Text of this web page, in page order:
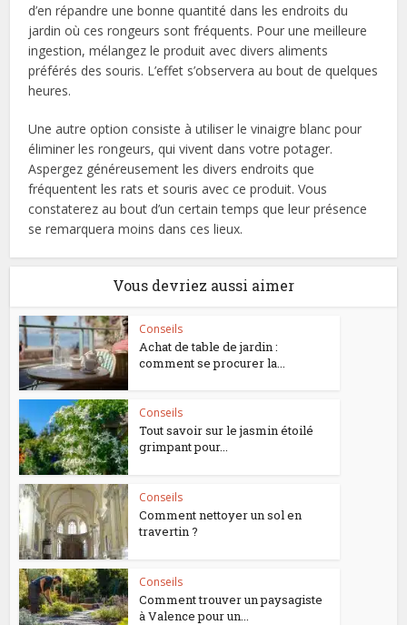
d’en répandre une bonne quantité dans les endroits du
jardin où ces rongeurs sont fréquents. Pour une meilleure
ingestion, mélangez le produit avec divers aliments
préférés des souris. L’effet s’observera au bout de quelques
heures.
Une autre option consiste à utiliser le vinaigre blanc pour
éliminer les rongeurs, qui vivent dans votre potager.
Aspergez généreusement les divers endroits que
fréquentent les rats et souris avec ce produit. Vous
constaterez au bout d’un certain temps que leur présence
se remarquera moins dans ces lieux.
Vous devriez aussi aimer
Conseils
Achat de table de jardin :
comment se procurer la...
Conseils
Tout savoir sur le jasmin étoilé
grimpant pour...
Conseils
Comment nettoyer un sol en
travertin ?
Conseils
Comment trouver un paysagiste
à Valence pour un...